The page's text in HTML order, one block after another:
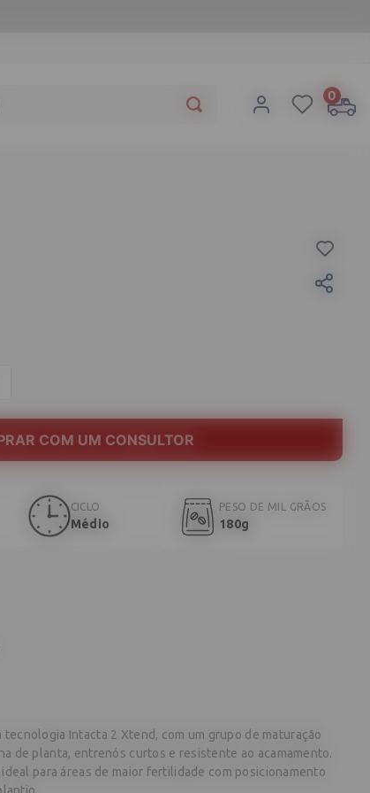
0
COM UM CONSULTOR
CICLO
Médio
PESO DE MIL GRÃOS
180g
Intacta 2 Xtend, com um grupo de maturação
de planta, entrenós curtos e resistente ao acamamento.
para áreas de maior fertilidade com posicionamento